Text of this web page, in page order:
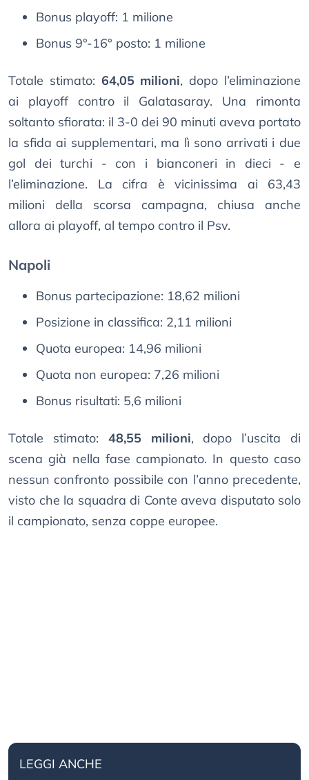
Bonus playoff: 1 milione
Bonus 9°-16° posto: 1 milione
Totale stimato: 64,05 milioni, dopo l’eliminazione
ai playoff contro il Galatasaray. Una rimonta
soltanto sfiorata: il 3-0 dei 90 minuti aveva portato
la sfida ai supplementari, ma lì sono arrivati i due
gol dei turchi - con i bianconeri in dieci - e
l’eliminazione. La cifra è vicinissima ai 63,43
milioni della scorsa campagna, chiusa anche
allora ai playoff, al tempo contro il Psv.
Napoli
Bonus partecipazione: 18,62 milioni
Posizione in classifica: 2,11 milioni
Quota europea: 14,96 milioni
Quota non europea: 7,26 milioni
Bonus risultati: 5,6 milioni
Totale stimato: 48,55 milioni, dopo l’uscita di
scena già nella fase campionato. In questo caso
nessun confronto possibile con l’anno precedente,
visto che la squadra di Conte aveva disputato solo
il campionato, senza coppe europee.
LEGGI ANCHE